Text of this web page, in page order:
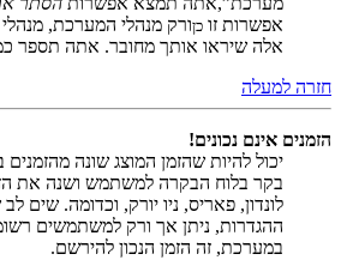
אפשרות זו כןורק מנהלי המערכת,
אלה שיראו אותך מחובר. אתה תספר
חזרה למעלה
הזמנים אינם נכונים!
יכול להיות שהזמן המוצג שונה
בקר בלוח הבקרה למשתמש ושנה את
לונדון, פאריס, ניו יורק, וכדומה. שים
ההגדרות, ניתן אך ורק למשתמשים
במערכת, זה הזמן הנכון להירשם.